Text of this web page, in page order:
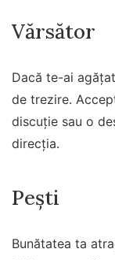
Vărsător
Dacă te-ai
de trezire.
discuție sau o
direcția.
Pești
Bunătatea ta